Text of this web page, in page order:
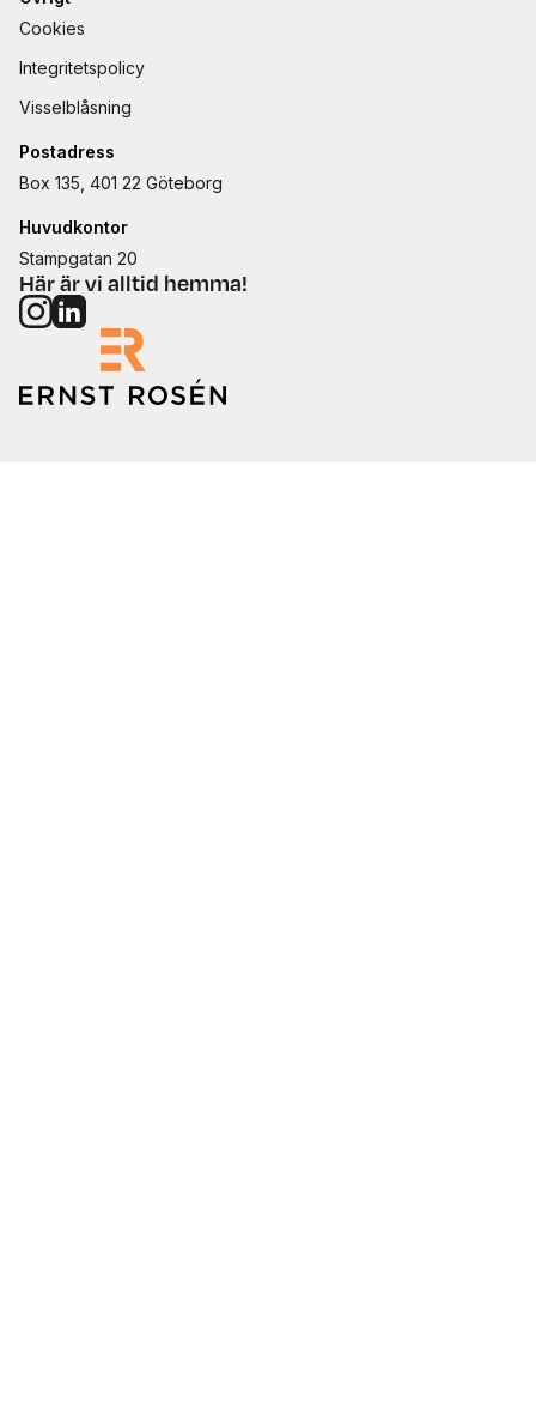
Här är vi alltid hemma!
Cookies
Integritetspolicy
Visselblåsning
Postadress
Box 135, 401 22 Göteborg
Huvudkontor
Stampgatan 20